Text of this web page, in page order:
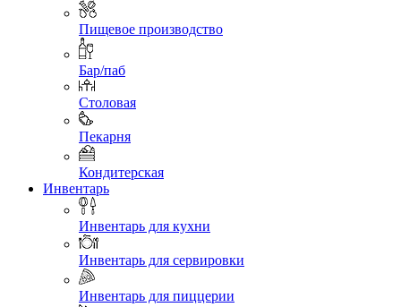
Пищевое производство
Бар/паб
Столовая
Пекарня
Кондитерская
Инвентарь
Инвентарь для кухни
Инвентарь для сервировки
Инвентарь для пиццерии